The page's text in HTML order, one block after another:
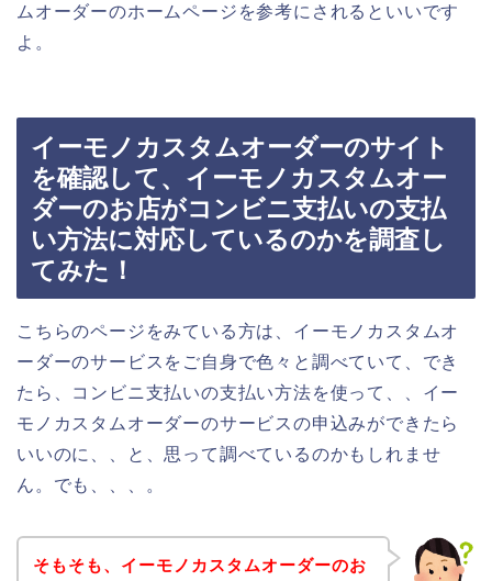
ムオーダーのホームページを参考にされるといいです
よ。
イーモノカスタムオーダーのサイト
を確認して、イーモノカスタムオー
ダーのお店がコンビニ支払いの支払
い方法に対応しているのかを調査し
てみた！
こちらのページをみている方は、イーモノカスタムオ
ーダーのサービスをご自身で色々と調べていて、でき
たら、コンビニ支払いの支払い方法を使って、、イー
モノカスタムオーダーのサービスの申込みができたら
いいのに、、と、思って調べているのかもしれませ
ん。でも、、、。
そもそも、イーモノカスタムオーダーのお